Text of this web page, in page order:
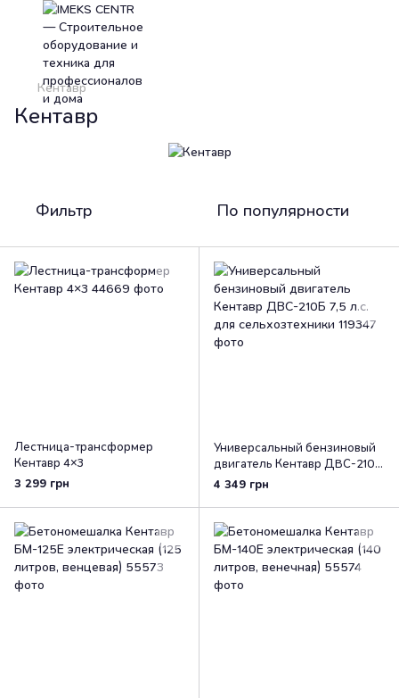
Кентавр
Кентавр
Фильтр По популярности
Лестница-трансформер
Кентавр 4×3
3 299 грн
Универсальный бензиновый
двигатель Кентавр ДВС-210Б
7,5 л.с. для сельхозтехники
4 349 грн